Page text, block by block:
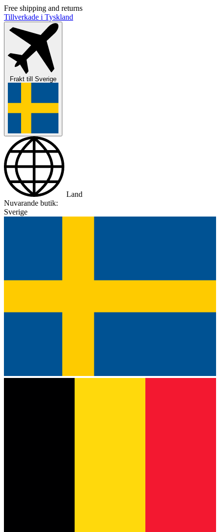
Free shipping and returns
Tillverkade i Tyskland
Frakt till Sverige
Land
Nuvarande butik:
Sverige